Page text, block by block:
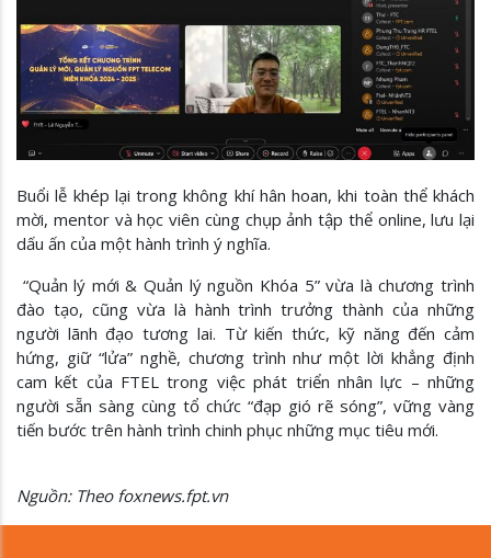
Buổi lễ khép lại trong không khí hân hoan, khi toàn thể khách
mời, mentor và học viên cùng chụp ảnh tập thể online, lưu lại
dấu ấn của một hành trình ý nghĩa.
“Quản lý mới & Quản lý nguồn Khóa 5” vừa là chương trình
đào tạo, cũng vừa là hành trình trưởng thành của những
người lãnh đạo tương lai. Từ kiến thức, kỹ năng đến cảm
hứng, giữ “lửa” nghề, chương trình như một lời khẳng định
cam kết của FTEL trong việc phát triển nhân lực – những
người sẵn sàng cùng tổ chức “đạp gió rẽ sóng”, vững vàng
tiến bước trên hành trình chinh phục những mục tiêu mới.
Nguồn: Theo foxnews.fpt.vn